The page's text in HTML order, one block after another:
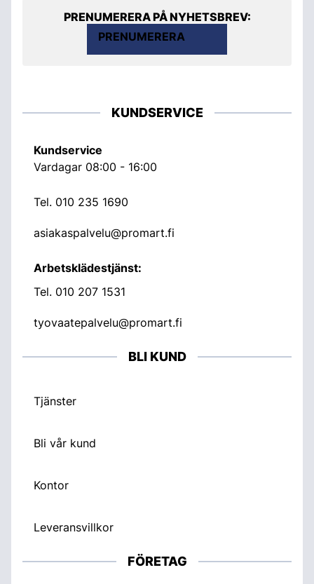
PRENUMERERA PÅ NYHETSBREV:
PRENUMERERA
KUNDSERVICE
Kundservice
Vardagar 08:00 - 16:00
Tel. 010 235 1690
asiakaspalvelu@promart.fi
Arbetsklädestjänst:
Tel. 010 207 1531
tyovaatepalvelu@promart.fi
BLI KUND
Tjänster
Bli vår kund
Kontor
Leveransvillkor
FÖRETAG